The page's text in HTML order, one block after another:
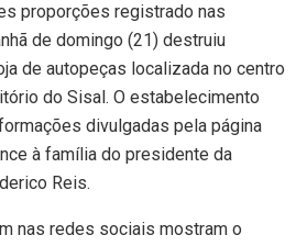
proporções registrado nas
de domingo (21) destruiu
de autopeças localizada no centro
do Sisal. O estabelecimento
divulgadas pela página
à família do presidente da
Reis.
nas redes sociais mostram o